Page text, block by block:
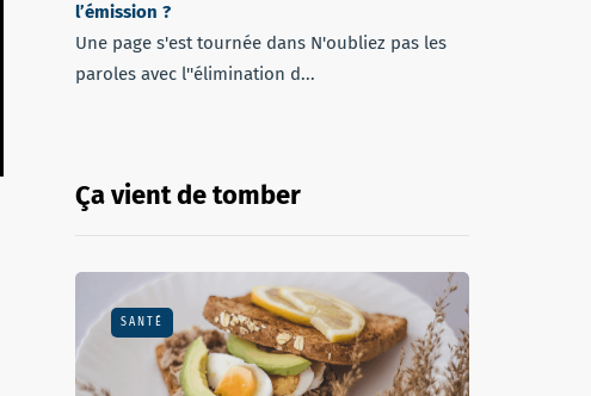
l’émission ?
Une page s'est tournée dans N'oubliez pas les
paroles avec l''élimination d...
Ça vient de tomber
SANTÉ